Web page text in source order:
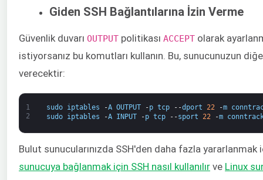
Giden SSH Bağlantılarına İzin Verme
Güvenlik duvarı ​OUTPUT ​ politikası ​ ACCEPT olarak
istiyorsanız bu komutları kullanın. Bu, sunucunuzun
verecektir:
1
2
sudo iptables -A OUTPUT -p tcp --dport 22 -m
sudo
iptables -A INPUT -p tcp --sport 22 -m
Bulut sunucularınızda SSH'den daha fazla yararlanmak
sunucuya bağlanmak için SSH nasıl kullanılır ​ve Linux